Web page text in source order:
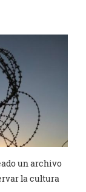
un archivo
la cultura